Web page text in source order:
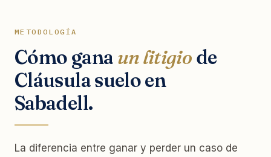
METODOLOGÍA
Cómo gana un litigio de
Cláusula suelo en
Sabadell.
La diferencia entre ganar y perder un caso de